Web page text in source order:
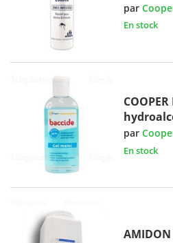
par
En stock
par
En stock
AMIDON